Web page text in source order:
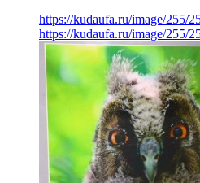
https://kudaufa.ru/image/255/
https://kudaufa.ru/image/255/